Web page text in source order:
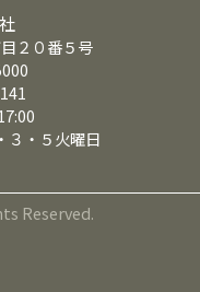
２０番５号
３・５火曜日
Reserved.